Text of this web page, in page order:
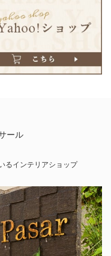
ール
るインテリアショップ